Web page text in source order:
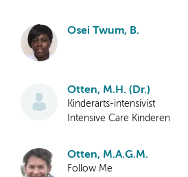
Osei Twum, B.
Otten, M.H. (Dr.)
Kinderarts-intensivist
Intensive Care Kinderen
Otten, M.A.G.M.
Follow Me